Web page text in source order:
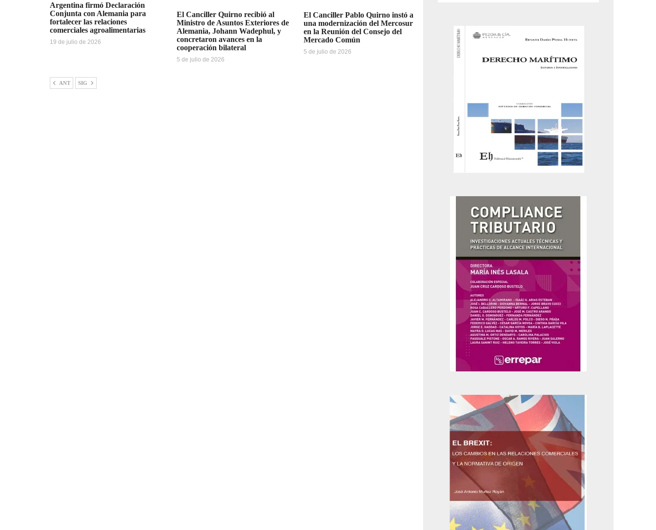
Argentina firmó Declaración
Conjunta con Alemania para
fortalecer las relaciones
comerciales agroalimentarias
19 de julio de 2026
El Canciller Quirno recibió al
Ministro de Asuntos Exteriores de
Alemania, Johann Wadephul, y
concretaron avances en la
cooperación bilateral
5 de julio de 2026
El Canciller Pablo Quirno instó a
una modernización del Mercosur
en la Reunión del Consejo del
Mercado Común
5 de julio de 2026
ANT SIG